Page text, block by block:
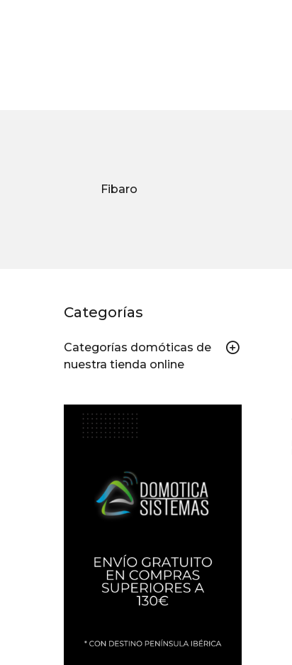
Fibaro
Categorías
Categorías domóticas de
nuestra tienda online